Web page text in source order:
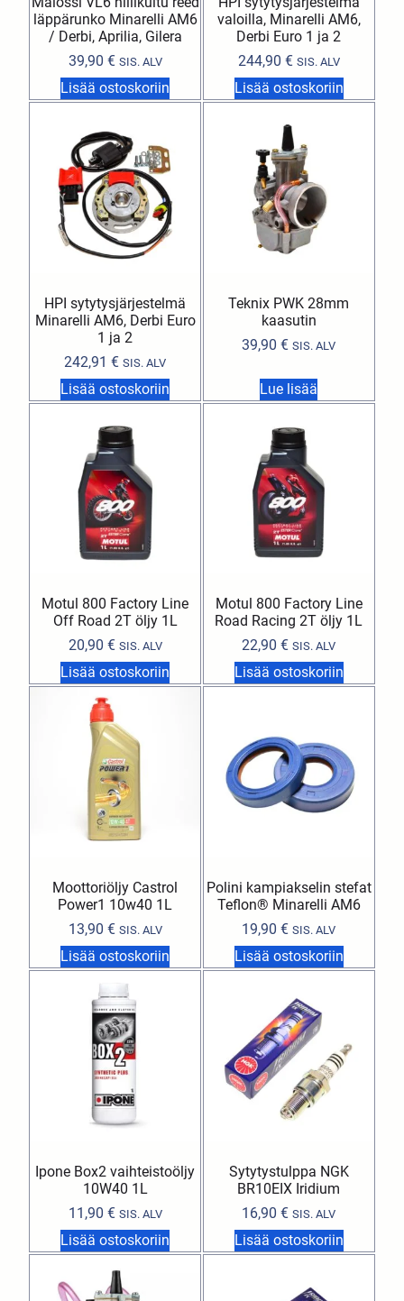
läppärunko Minarelli AM6
/ Derbi, Aprilia, Gilera
39,90 € SIS. ALV
Lisää ostoskoriin
valoilla, Minarelli AM6,
Derbi Euro 1 ja 2
244,90 € SIS. ALV
Lisää ostoskoriin
HPI sytytysjärjestelmä
Minarelli AM6, Derbi Euro
1 ja 2
242,91€ SIS. ALV
Lisää ostoskoriin
Teknix PWK 28mm
kaasutin
39,90€ SIS. ALV
Lue lisää
Motul 800 Factory Line
Off Road 2T öljy 1L
20,90 € SIS. ALV
Lisää ostoskoriin
Motul 800 Factory Line
Road Racing 2T öljy 1L
22,90€ SIS. ALV
Lisää ostoskoriin
Moottoriöljy Castrol
Power1 10w40 1L
13,90 € SIS. ALV
Lisää ostoskoriin
Polini kampiakselin stefat
Teflon® Minarelli AM6
19,90€ SIS. ALV
Lisää ostoskoriin
Ipone Box2 vaihteistoöljy
10W40 1L
11,90 € SIS. ALV
Lisää ostoskoriin
Sytytystulppa NGK
BR10EIX Iridium
16,90€ SIS. ALV
Lisää ostoskoriin